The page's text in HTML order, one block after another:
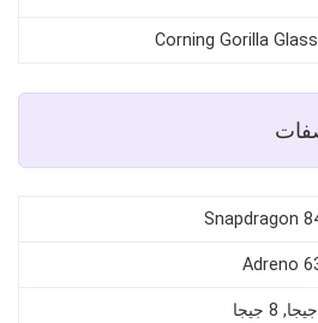
Corning Gorilla
Snapdragon
Adreno